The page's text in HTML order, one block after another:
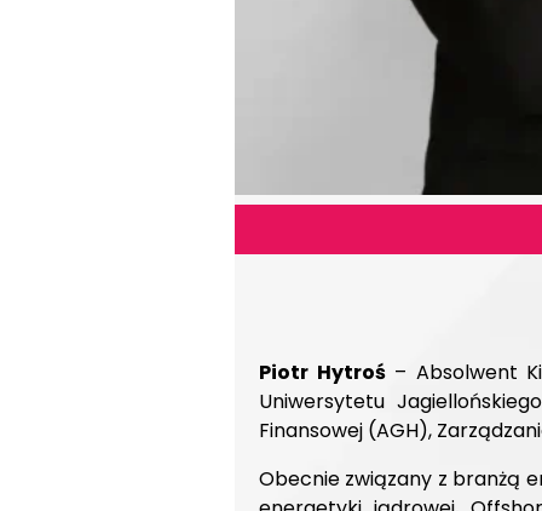
Piotr Hytroś– Absolwent
Uniwersytetu
Finansowej (AGH),
Obecnie związany z branżą